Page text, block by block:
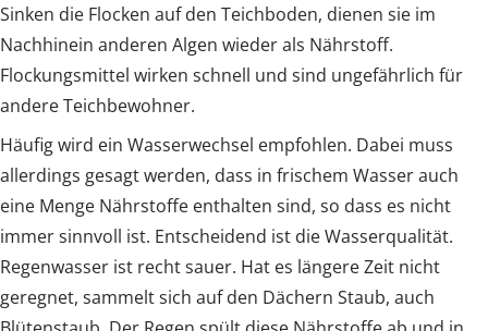
Sinken die Flocken auf den Teichboden, dienen sie im
Nachhinein anderen Algen wieder als Nährstoff.
Flockungsmittel wirken schnell und sind ungefährlich für
andere Teichbewohner.
Häufig wird ein Wasserwechsel empfohlen. Dabei muss
allerdings gesagt werden, dass in frischem Wasser auch
eine Menge Nährstoffe enthalten sind, so dass es nicht
immer sinnvoll ist. Entscheidend ist die Wasserqualität.
Regenwasser ist recht sauer. Hat es längere Zeit nicht
geregnet, sammelt sich auf den Dächern Staub, auch